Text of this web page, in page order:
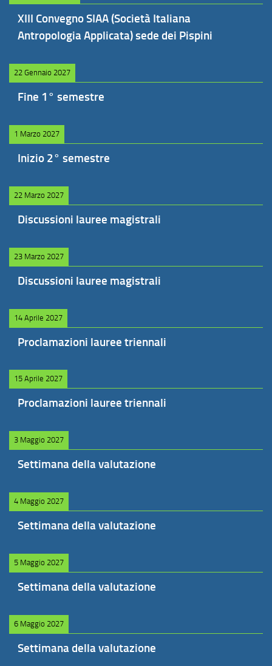
XIII Convegno SIAA (Società Italiana
Antropologia Applicata) sede dei Pispini
22 Gennaio 2027
Fine 1° semestre
1 Marzo 2027
Inizio 2° semestre
22 Marzo 2027
Discussioni lauree magistrali
23 Marzo 2027
Discussioni lauree magistrali
14 Aprile 2027
Proclamazioni lauree triennali
15 Aprile 2027
Proclamazioni lauree triennali
3 Maggio 2027
Settimana della valutazione
4 Maggio 2027
Settimana della valutazione
5 Maggio 2027
Settimana della valutazione
6 Maggio 2027
Settimana della valutazione